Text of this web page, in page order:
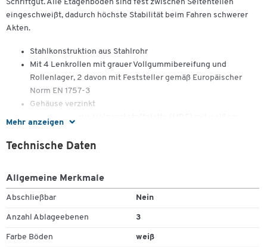
Mehr anzeigen
Schriftgut. Alle Etagenböden sind fest zwischen Seitenteilen
eingeschweißt, dadurch höchste Stabilität beim Fahren schwerer
Akten.
Stahlkonstruktion aus Stahlrohr
Mit 4 Lenkrollen mit grauer Vollgummibereifung und
Rollenlager, 2 davon mit Feststeller gemäß Europäischer
Norm EN 1757-3
Gehäuse verzinkt
Ladeflächen aus Holzwerkstoffplatte (MDF) mit weißem
Ladefläche: B 710 x T 290 mm
Schiebegriffhöhe: 1100 mm
Tragkraft: 150 kg
Eigengewicht: 22 kg
Technische Daten
Allgemeine Merkmale
Abschließbar Nein
Anzahl Ablageebenen 3
Farbe Böden weiß
Zum Zoomen doppeltippen